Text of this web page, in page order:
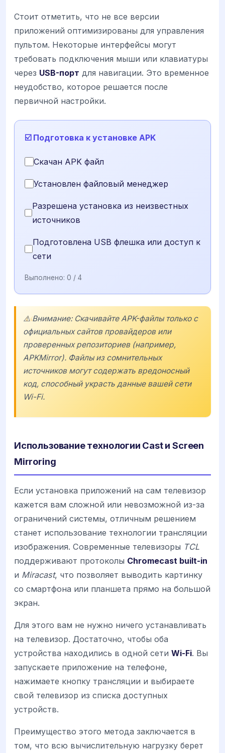
Стоит отметить, что не все версии
приложений оптимизированы для управления
пультом. Некоторые интерфейсы могут
требовать подключения мыши или клавиатуры
через USB-порт для навигации. Это временное
неудобство, которое решается после
первичной настройки.
☑️ Подготовка к установке APK
Скачан APK файл
Установлен файловый менеджер
Разрешена установка из неизвестных
источников
Подготовлена USB флешка или доступ к
сети
Выполнено: 0 / 4
⚠️ Внимание: Скачивайте APK-файлы только с
официальных сайтов провайдеров или
проверенных репозиториев (например,
APKMirror). Файлы из сомнительных
источников могут содержать вредоносный
код, способный украсть данные вашей сети
Wi-Fi.
Использование технологии Cast и Screen
Mirroring
Если установка приложений на сам телевизор
кажется вам сложной или невозможной из-за
ограничений системы, отличным решением
станет использование технологии трансляции
изображения. Современные телевизоры TCL
поддерживают протоколы Chromecast built-in
и Miracast, что позволяет выводить картинку
со смартфона или планшета прямо на большой
экран.
Для этого вам не нужно ничего устанавливать
на телевизор. Достаточно, чтобы оба
устройства находились в одной сети Wi-Fi. Вы
запускаете приложение на телефоне,
нажимаете кнопку трансляции и выбираете
свой телевизор из списка доступных
устройств.
Преимущество этого метода заключается в
том, что всю вычислительную нагрузку берет